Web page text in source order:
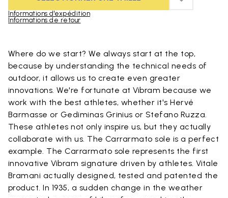
ADD TO
Informations d'expédition
Informations de retour
Where do we start? We always start at the top,
because by understanding the technical needs of
outdoor, it allows us to create even greater
innovations. We're fortunate at Vibram because we
work with the best athletes, whether it's Hervé
Barmasse or Gediminas Grinius or Stefano Ruzza.
These athletes not only inspire us, but they actually
collaborate with us. The Carrarmato sole is a perfect
example. The Carrarmato sole represents the first
innovative Vibram signature driven by athletes. Vitale
Bramani actually designed, tested and patented the
product. In 1935, a sudden change in the weather